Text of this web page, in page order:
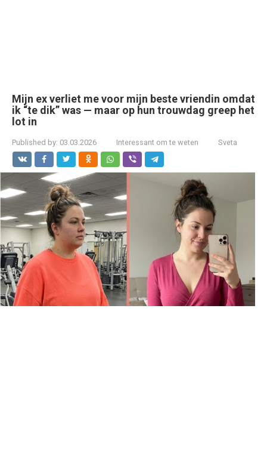
Mijn ex verliet me voor mijn beste vriendin omdat
ik “te dik” was — maar op hun trouwdag greep het
lot in
Published by: 03.03.2026 Interessant om te weten Sveta